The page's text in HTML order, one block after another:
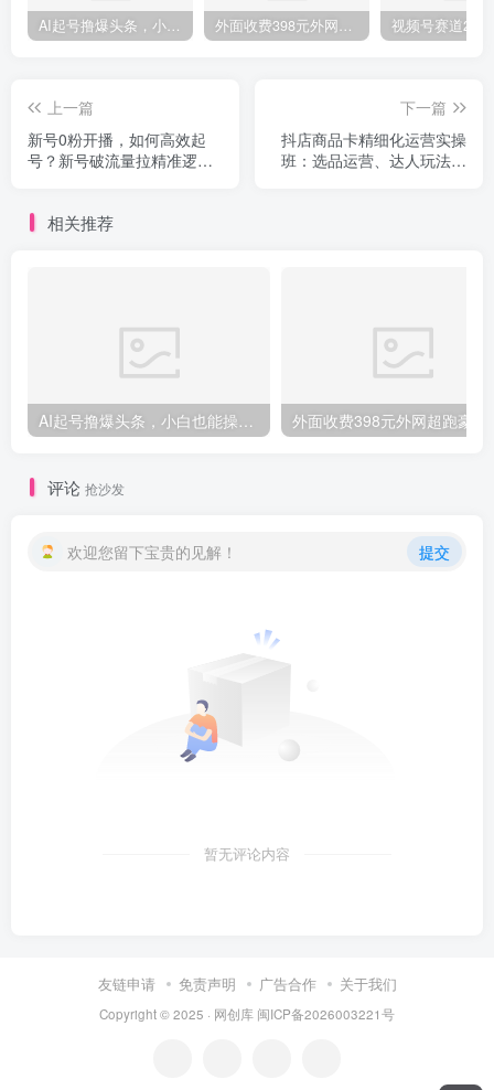
AI起号撸爆头条，小白也能操作，日入2000+ 外面收费398元外网超跑豪车汽车视频搬运至快手抖音上热门项目
上一篇
新号0粉开播，如何高效起
号？新号破流量拉精准逻辑
下一篇
抖店商品卡精细化运营实操
班：选品运营、达人玩法、
相关推荐
AI起号撸爆头条，小白也能操作，日入2000+
评论 抢沙发
欢迎您留下宝贵的见解！ 提交
暂无评论内容
友链申请 免责声明 广告合作 关于我们
Copyright © 2025 · 网创库 闽ICP备2026003221号